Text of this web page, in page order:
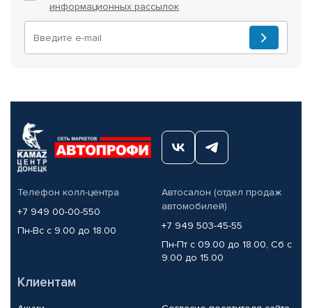
информационных рассылок
Телефон колл-центра
+7 949 00-00-550
Пн-Вс с 9.00 до 18.00
Автосалон (отдел продаж
автомобилей)
+7 949 503-45-55
Пн-Пт с 09.00 до 18.00, Сб с
9.00 до 15.00
Клиентам